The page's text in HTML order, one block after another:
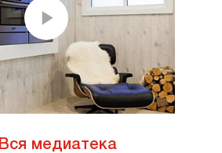
Вся медиатека